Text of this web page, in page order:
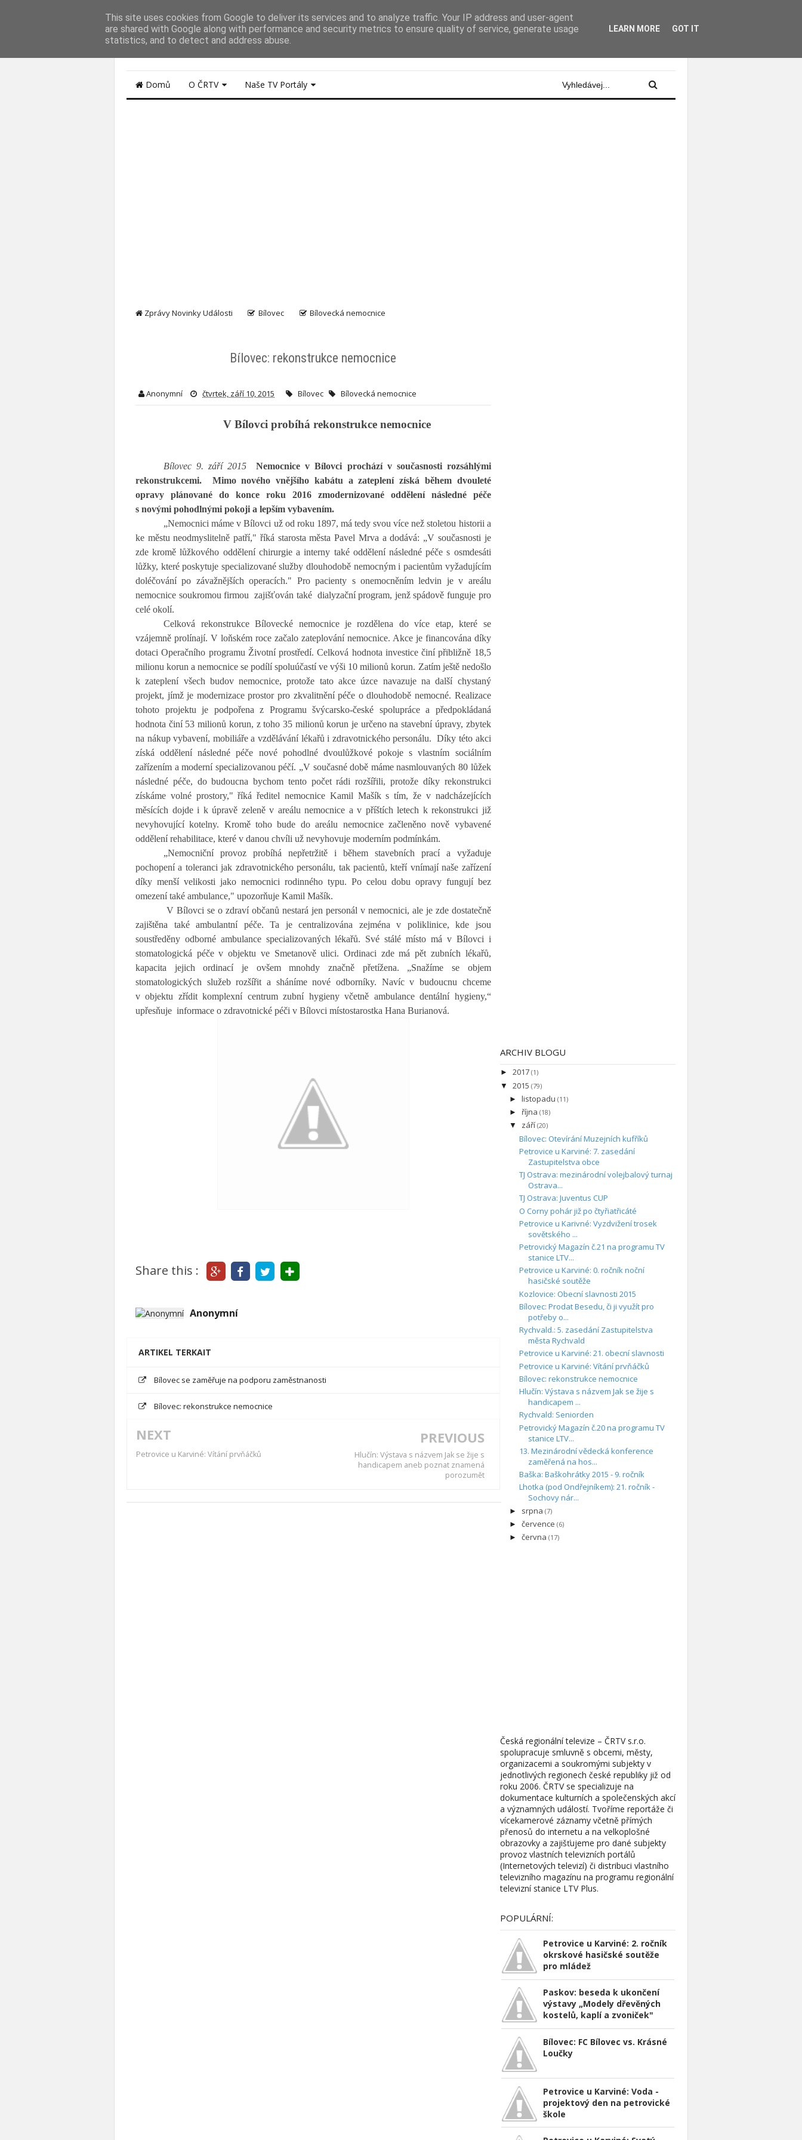
ZPRÁVY NOVINKY UDÁLOSTI
z regionů České Republiky...
Dokumentace akcí, reportáže, zpravodajství, živé přenosy, projekce na
LED obrazovky a další...
Domů O ČRTV Naše TV Portály
Zprávy Novinky Události Bílovec Bílovecká nemocnice
Bílovec: rekonstrukce nemocnice
Anonymní čtvrtek, září 10, 2015 Bílovec Bílovecká nemocnice
V Bílovci probíhá rekonstrukce nemocnice
Bílovec 9. září 2015
Nemocnice v Bílovci prochází v současnosti rozsáhlými
rekonstrukcemi. Mimo nového vnějšího kabátu a zateplení získá během dvouleté
opravy plánované do konce roku 2016 zmodernizované oddělení následné péče
s novými pohodlnými pokoji a lepším vybavením.
„Nemocnici máme v Bílovci už od roku 1897, má tedy svou více než stoletou historii a
ke městu neodmyslitelně patří," říká starosta města Pavel Mrva a dodává: „V současnosti je
zde kromě lůžkového oddělení chirurgie a interny také oddělení následné péče s osmdesáti
lůžky, které poskytuje specializované služby dlouhodobě nemocným i pacientům vyžadujícím
doléčování po závažnějších operacích." Pro pacienty s onemocněním ledvin je v areálu
nemocnice soukromou firmou zajišťován také dialyzační program, jenž spádově funguje pro
celé okolí.
Celková rekonstrukce Bílovecké nemocnice je rozdělena do více etap, které se
vzájemně prolínají. V loňském roce začalo zateplování nemocnice. Akce je financována díky
dotaci Operačního programu Životní prostředí. Celková hodnota investice činí přibližně 18,5
milionu korun a nemocnice se podílí spoluúčastí ve výši 10 milionů korun. Zatím ještě nedošlo
k zateplení všech budov nemocnice, protože tato akce úzce navazuje na další chystaný
projekt, jímž je modernizace prostor pro zkvalitnění péče o dlouhodobě nemocné. Realizace
tohoto projektu je podpořena z Programu švýcarsko-české spolupráce a předpokládaná
hodnota činí 53 milionů korun, z toho 35 milionů korun je určeno na stavební úpravy, zbytek
na nákup vybavení, mobiliáře a vzdělávání lékařů i zdravotnického personálu.Díky této akci
získá oddělení následné péče nové pohodlné dvoulůžkové pokoje s vlastním sociálním
zařízením a moderní specializovanou péčí. „V současné době máme nasmlouvaných 80 lůžek
následné péče, do budoucna bychom tento počet rádi rozšířili, protože díky rekonstrukci
získáme volné prostory," říká ředitel nemocnice Kamil Mašík s tím, že v nadcházejících
měsících dojde i k úpravě zeleně v areálu nemocnice a v příštích letech k rekonstrukci již
nevyhovující kotelny. Kromě toho bude do areálu nemocnice začleněno nově vybavené
oddělení rehabilitace, které v danou chvíli už nevyhovuje moderním podmínkám.
„Nemocniční provoz probíhá nepřetržitě i během stavebních prací a vyžaduje
pochopení a toleranci jak zdravotnického personálu, tak pacientů, kteří vnímají naše zařízení
díky menší velikosti jako nemocnici rodinného typu. Po celou dobu opravy fungují bez
omezení také ambulance," upozorňuje Kamil Mašík.
V Bílovci se o zdraví občanů nestará jen personál v nemocnici, ale je zde dostatečně
zajištěna také ambulantní péče. Ta je centralizována zejména v poliklinice, kde jsou
soustředěny odborné ambulance specializovaných lékařů. Své stálé místo má v Bílovci i
stomatologická péče v objektu ve Smetanově ulici. Ordinaci zde má pět zubních lékařů,
kapacita jejich ordinací je ovšem mnohdy značně přetížena. „Snažíme se objem
stomatologických služeb rozšířit a sháníme nové odborníky. Navíc v budoucnu chceme
v objektu zřídit komplexní centrum zubní hygieny včetně ambulance dentální hygieny,“
upřesňuje informace o zdravotnické péči v Bílovci místostarostka Hana Burianová.
Share this :
Anonymní
ARTIKEL TERKAIT
Bílovec se zaměřuje na podporu zaměstnanosti
Bílovec: rekonstrukce nemocnice
NEXT
Petrovice u Karviné: Vítání prvňáčků
PREVIOUS
Hlučín: Výstava s názvem Jak se žije s
handicapem aneb poznat znamená
porozumět
ARCHIV BLOGU
► 2017 (1)
▼ 2015 (79)
► listopadu(11)
► října(18)
▼ září(20)
Bílovec: Otevírání Muzejních kufříků
Petrovice u Karviné: 7. zasedání
Zastupitelstva obce
TJ Ostrava: mezinárodní volejbalový turnaj
Ostrava...
TJ Ostrava: Juventus CUP
O Corny pohár již po čtyřiatřicáté
Petrovice u Karivné: Vyzdvižení trosek
sovětského ...
Petrovický Magazín č.21 na programu TV
stanice LTV...
Petrovice u Karviné: 0. ročník noční
hasičské soutěže
Kozlovice: Obecní slavnosti 2015
Bílovec: Prodat Besedu, či ji využít pro
potřeby o...
Rychvald.: 5. zasedání Zastupitelstva
města Rychvald
Petrovice u Karviné: 21. obecní slavnosti
Petrovice u Karviné: Vítání prvňáčků
Bílovec: rekonstrukce nemocnice
Hlučín: Výstava s názvem Jak se žije s
handicapem ...
Rychvald: Seniorden
Petrovický Magazín č.20 na programu TV
stanice LTV...
13. Mezinárodní vědecká konference
zaměřená na hos...
Baška: Baškohrátky 2015 - 9. ročník
Lhotka (pod Ondřejníkem): 21. ročník -
Sochovy nár...
► srpna(7)
►července(6)
►června(17)
Česká regionální televize – ČRTV s.r.o.
spolupracuje smluvně s obcemi, městy,
organizacemi a soukromými subjekty v
jednotlivých regionech české republiky již od
roku 2006. ČRTV se specializuje na
dokumentace kulturních a společenských akcí
a významných událostí. Tvoříme reportáže či
vícekamerové záznamy včetně přímých
přenosů do internetu a na velkoplošné
obrazovky a zajišťujeme pro dané subjekty
provoz vlastních televizních portálů
(Internetových televizí) či distribuci vlastního
televizního magazínu na programu regionální
televizní stanice LTV Plus.
POPULÁRNÍ:
Petrovice u Karviné: 2. ročník
okrskové hasičské soutěže
pro mládež
Paskov: beseda k ukončení
výstavy „Modely dřevěných
kostelů, kaplí a zvoniček"
Bílovec: FC Bílovec vs. Krásné
Loučky
Petrovice u Karviné: Voda -
projektový den na petrovické
škole
This site uses cookies from Google to deliver its services and to analyze traffic. Your IP address and user-agent
are shared with Google along with performance and security metrics to ensure quality of service, generate usage
statistics, and to detect and address abuse.
LEARN MORE GOT IT